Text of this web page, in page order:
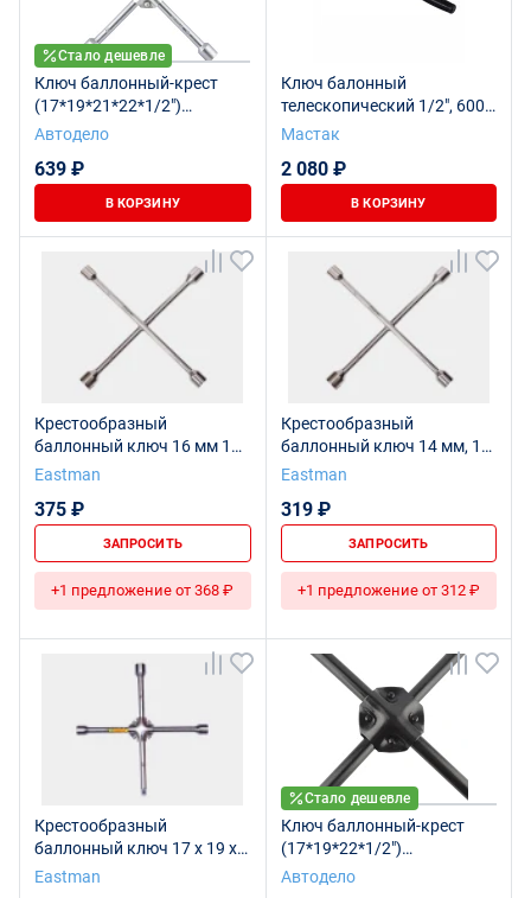
Стало дешевле
Ключ баллонный-крест
(17*19*21*22*1/2")
(усиленный) 380мм
Автодело
639 ₽
В КОРЗИНУ
Ключ балонный
телескопический 1/2", 600
мм, 17х19 мм МАСТАК 028-
Мастак
2 080 ₽
В КОРЗИНУ
Крестообразный
баллонный ключ 16 мм 17
x 19 x 21 мм x 1/2"
Eastman
375 ₽
ЗАПРОСИТЬ
+1 предложение от 368 ₽
Крестообразный
баллонный ключ 14 мм, 17
x 19 x 21 x 23 мм
Eastman
319 ₽
ЗАПРОСИТЬ
+1 предложение от 312 ₽
Крестообразный
баллонный ключ 17 x 19 x
21 мм x 1/2"
Eastman
Стало дешевле
Ключ баллонный-крест
(17*19*22*1/2")
(черн.лак,усиленный)
Автодело